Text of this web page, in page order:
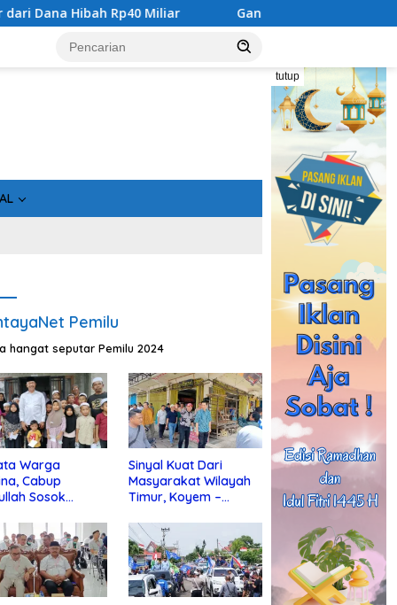
Rp40 Miliar Gandeng Bidan Sean, SMSI Kalteng
tutup
Pemilu
hangat seputar Pemilu 2024
Warga
Cabup
Sosok
Sinyal Kuat Dari
Masyarakat Wilayah
Timur, Koyem –
di Kotim